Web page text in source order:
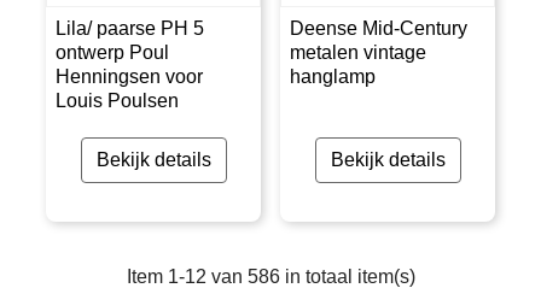
Lila/ paarse PH 5
ontwerp Poul
Henningsen voor
Louis Poulsen
Bekijk details
Deense Mid-Century
metalen vintage
hanglamp
Bekijk details
Item 1-12 van 586 in totaal item(s)